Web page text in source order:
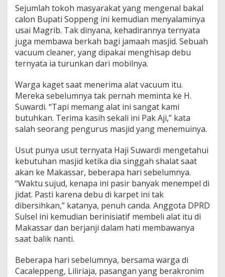
Sejumlah tokoh masyarakat yang mengenal bakal
calon Bupati Soppeng ini kemudian menyalaminya
usai Magrib. Tak dinyana, kehadirannya ternyata
juga membawa berkah bagi jamaah masjid. Sebuah
vacuum cleaner, yang dipakai menghisap debu
ternyata ia turunkan dari mobilnya.
Warga kaget saat menerima alat vacuum itu.
Mereka sebelumnya tak pernah meminta ke H.
Suwardi. “Tapi memang alat ini sangat kami
butuhkan. Terima kasih sekali ini Pak Aji,” kata
salah seorang pengurus masjid yang menemuinya.
Usut punya usut ternyata Haji Suwardi mengetahui
kebutuhan masjid ketika dia singgah shalat saat
akan ke Makassar, beberapa hari sebelumnya.
“Waktu sujud, kenapa ini pasir banyak menempel di
jidat. Pasti karena debu di karpet ini tak
dibersihkan,” katanya, penuh canda. Anggota DPRD
Sulsel ini kemudian berinisiatif membeli alat itu di
Makassar dan berjanji dalam hati membawanya
saat balik nanti.
Beberapa hari sebelumnya, bersama warga di
Cacaleppeng, Liliriaja, pasangan yang berakronim